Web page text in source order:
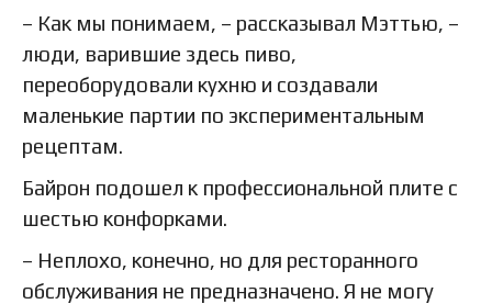
– Как мы понимаем, – рассказывал Мэттью, –
люди, варившие здесь пиво,
переоборудовали кухню и создавали
маленькие партии по экспериментальным
рецептам.
Байрон подошел к профессиональной плите с
шестью конфорками.
– Неплохо, конечно, но для ресторанного
обслуживания не предназначено. Я не могу